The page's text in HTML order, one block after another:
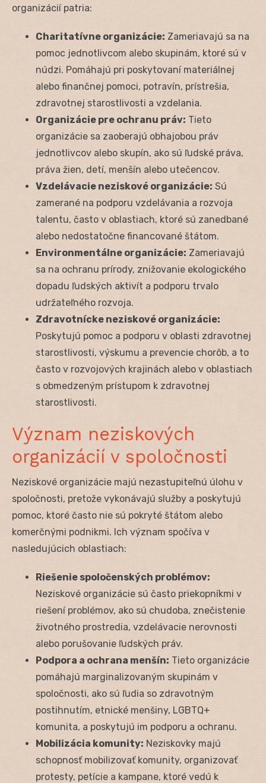
organizácií patria:
Charitatívne organizácie: Zameriavajú sa na
pomoc jednotlivcom alebo skupinám, ktoré sú v
núdzi. Pomáhajú pri poskytovaní materiálnej
alebo finančnej pomoci, potravín, prístrešia,
zdravotnej starostlivosti a vzdelania.
Organizácie pre ochranu práv: Tieto
organizácie sa zaoberajú obhajobou práv
jednotlivcov alebo skupín, ako sú ľudské práva,
práva žien, detí, menšín alebo utečencov.
Vzdelávacie neziskové organizácie: Sú
zamerané na podporu vzdelávania a rozvoja
talentu, často v oblastiach, ktoré sú zanedbané
alebo nedostatočne financované štátom.
Environmentálne organizácie: Zameriavajú
sa na ochranu prírody, znižovanie ekologického
dopadu ľudských aktivít a podporu trvalo
udržateľného rozvoja.
Zdravotnícke neziskové organizácie:
Poskytujú pomoc a podporu v oblasti zdravotnej
starostlivosti, výskumu a prevencie chorôb, a to
často v rozvojových krajinách alebo v oblastiach
s obmedzeným prístupom k zdravotnej
starostlivosti.
Význam neziskových
organizácií v spoločnosti
Neziskové organizácie majú nezastupiteľnú úlohu v
spoločnosti, pretože vykonávajú služby a poskytujú
pomoc, ktoré často nie sú pokryté štátom alebo
komerčnými podnikmi. Ich význam spočíva v
nasledujúcich oblastiach:
Riešenie spoločenských problémov:
Neziskové organizácie sú často priekopníkmi v
riešení problémov, ako sú chudoba, znečistenie
životného prostredia, vzdelávacie nerovnosti
alebo porušovanie ľudských práv.
Podpora a ochrana menšín: Tieto organizácie
pomáhajú marginalizovaným skupinám v
spoločnosti, ako sú ľudia so zdravotným
postihnutím, etnické menšiny, LGBTQ+
komunita, a poskytujú im podporu a ochranu.
Mobilizácia komunity: Neziskovky majú
schopnosť mobilizovať komunity, organizovať
protesty, petície a kampane, ktoré vedú k